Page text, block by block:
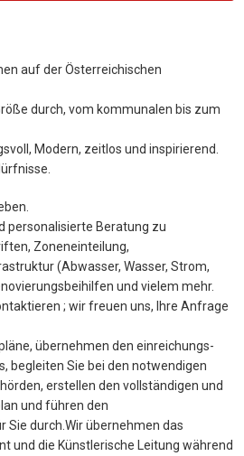
auf der Österreichischen
durch, vom kommunalen bis zum
Modern, zeitlos und inspirierend.
personalisierte Beratung zu
Zoneneinteilung,
(Abwasser, Wasser, Strom,
und vielem mehr.
; wir freuen uns, Ihre Anfrage
übernehmen den einreichungs-
begleiten Sie bei den notwendigen
erstellen den vollständigen und
und führen den
Sie durch.Wir übernehmen das
und die Künstlerische Leitung während